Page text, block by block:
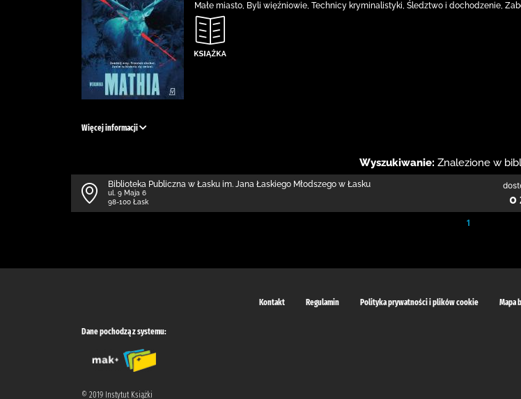
Małe miasto, Byli więźniowie, Technicy kryminalistyki, Śledztwo i dochodzenie,
Więcej informacji
Wyszukiwanie: Znalezione w
Biblioteka Publiczna w Łasku im. Jana Łaskiego Młodszego w Łasku
ul. 9 Maja 6
98-100 Łask
0
1
Kontakt Regulamin Polityka prywatności i plików cookie Mapa
Dane pochodzą z systemu:
© 2019 Instytut Książki